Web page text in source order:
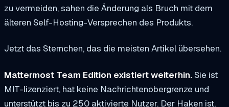
zu vermeiden, sahen die Änderung als Bruch mit dem
älteren Self-Hosting-Versprechen des Produkts.
Jetzt das Sternchen, das die meisten Artikel übersehen.
Mattermost Team Edition existiert weiterhin.Sie ist
MIT-lizenziert, hat keine Nachrichtenobergrenze und
unterstützt bis zu 250 aktivierte Nutzer. Der Haken ist,